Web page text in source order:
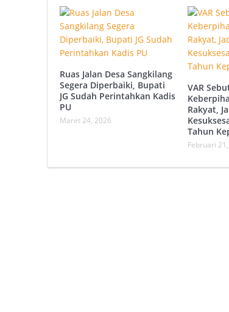
Ruas Jalan Desa Sangkilang
Segera Diperbaiki, Bupati
JG Sudah Perintahkan Kadis
PU
Maret 24, 2026
VAR
Rakyat,
Tahun
Februari